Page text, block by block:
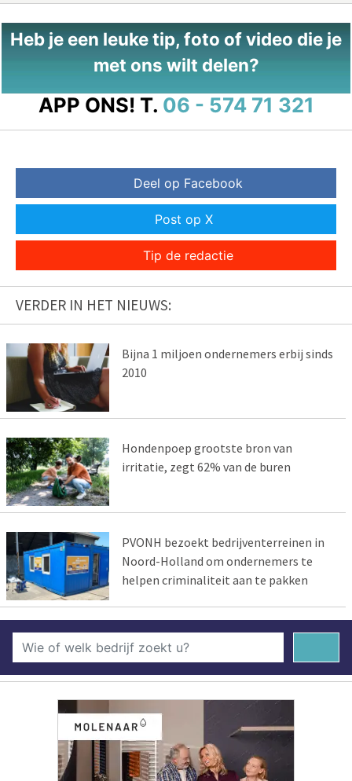
Heb je een leuke tip, foto of video die je
met ons wilt delen?
APP ONS! T. 06 - 574 71 321
Deel op Facebook
Post op X
Tip de redactie
VERDER IN HET NIEUWS:
Bijna 1 miljoen ondernemers erbij sinds
2010
Hondenpoep grootste bron van
irritatie, zegt 62% van de buren
PVONH bezoekt bedrijventerreinen in
Noord-Holland om ondernemers te
helpen criminaliteit aan te pakken